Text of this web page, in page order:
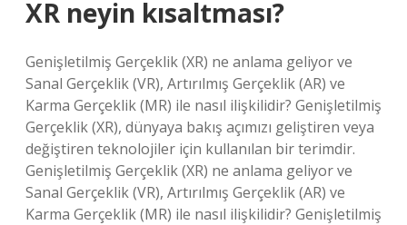
XR neyin kısaltması?
Genişletilmiş Gerçeklik (XR) ne anlama geliyor ve
Sanal Gerçeklik (VR), Artırılmış Gerçeklik (AR) ve
Karma Gerçeklik (MR) ile nasıl ilişkilidir? Genişletilmiş
Gerçeklik (XR), dünyaya bakış açımızı geliştiren veya
değiştiren teknolojiler için kullanılan bir terimdir.
Genişletilmiş Gerçeklik (XR) ne anlama geliyor ve
Sanal Gerçeklik (VR), Artırılmış Gerçeklik (AR) ve
Karma Gerçeklik (MR) ile nasıl ilişkilidir? Genişletilmiş